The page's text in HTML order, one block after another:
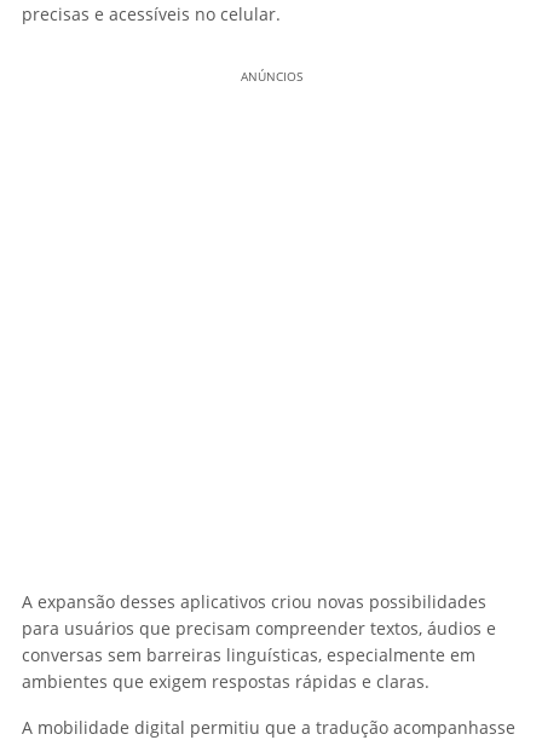
precisas e acessíveis no celular.
ANÚNCIOS
A expansão desses aplicativos criou novas possibilidades
para usuários que precisam compreender textos, áudios e
conversas sem barreiras linguísticas, especialmente em
ambientes que exigem respostas rápidas e claras.
A mobilidade digital permitiu que a tradução acompanhasse